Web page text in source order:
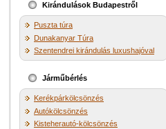
Kirándulások Budapestről
Puszta túra
Dunakanyar Túra
Szentendrei kirándulás luxushajóval
Járműbérlés
Kerékpárkölcsönzés
Autókölcsönzés
Kisteherautó-kölcsönzés